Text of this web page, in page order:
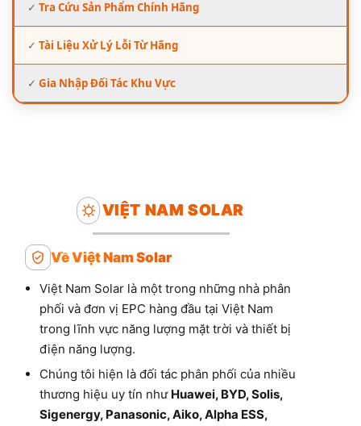
✓ Tra Cứu Sản Phẩm Chính Hãng
✓ Tài Liệu Xử Lý Lỗi Từ Hãng
✓ Gia Nhập Đối Tác Khu Vực
VIỆT NAM SOLAR
Về Việt Nam Solar
Việt Nam Solar là một trong những nhà phân
phối và đơn vị EPC hàng đầu tại Việt Nam
trong lĩnh vực năng lượng mặt trời và thiết bị
điện năng lượng.
Chúng tôi hiện là đối tác phân phối của nhiều
thương hiệu uy tín như Huawei, BYD, Solis,
Sigenergy, Panasonic, Aiko, Alpha ESS,